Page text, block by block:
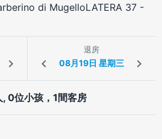
di MugelloLATERA 37 -
退房
, 0位小孩，1間客房